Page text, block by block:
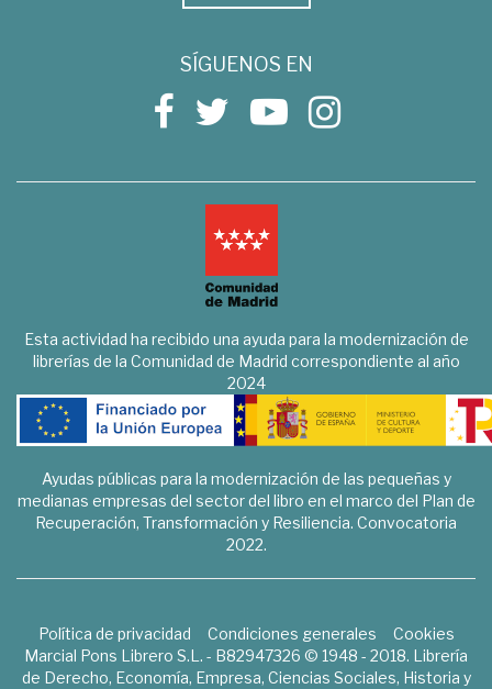
SÍGUENOS EN
Esta actividad ha recibido una ayuda para la modernización de
librerías de la Comunidad de Madrid correspondiente al año
2024
Ayudas públicas para la modernización de las pequeñas y
medianas empresas del sector del libro en el marco del Plan de
Recuperación, Transformación y Resiliencia. Convocatoria
2022.
Política de privacidad Condiciones generales
Cookies
Marcial Pons Librero S.L. - B82947326 © 1948 - 2018. Librería
de Derecho, Economía, Empresa, Ciencias Sociales, Historia y